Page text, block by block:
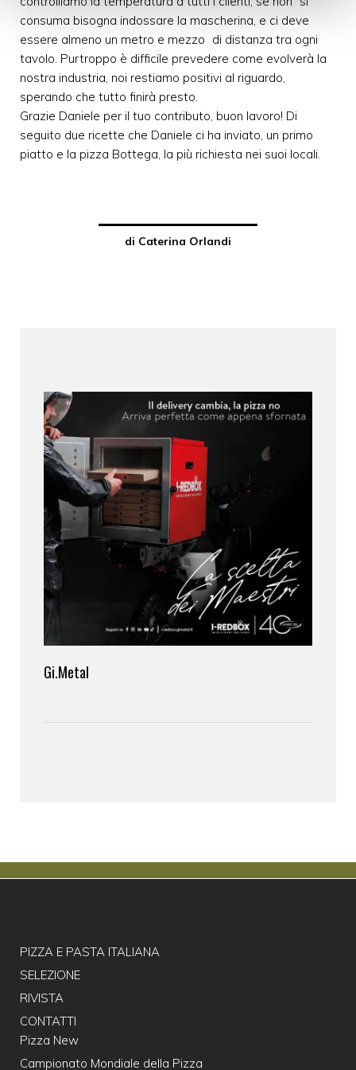
consuma bisogna indossare la mascherina, e ci deve
essere almeno un metro e mezzo di distanza tra ogni
tavolo. Purtroppo è difficile prevedere come evolverà la
nostra industria, noi restiamo positivi al riguardo,
sperando che tutto finirà presto.
Grazie Daniele per il tuo contributo, buon lavoro! Di
seguito due ricette che Daniele ci ha inviato, un primo
piatto e la pizza Bottega, la più richiesta nei suoi locali.
di Caterina Orlandi
Gi.Metal
PIZZA E PASTA ITALIANA
SELEZIONE
RIVISTA
CONTATTI
Pizza New
Campionato Mondiale della Pizza